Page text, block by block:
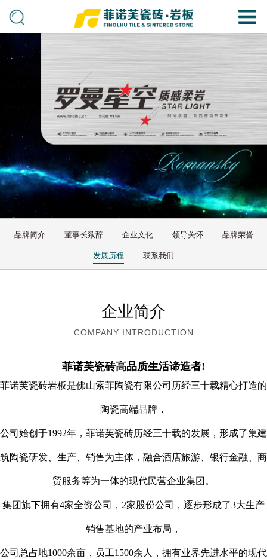
品牌简介 董事长致辞 企业文化 领导关怀 品牌荣誉
发展历程 联系我们
企业简介
COMPANY INTRODUCTION
菲诺芙瓷砖高品质生活谛造者!
菲诺芙瓷砖岩板是佛山索菲陶瓷有限公司历经三十载精心打造的
陶瓷高端品牌，
公司始创于1992年，菲诺芙瓷砖历经三十载的发展，形成了集建
筑陶瓷研发、生产、销售为主体，融合酒店旅游、银行金融、商
贸服务等为一体的现代民营企业集团。
集团旗下拥有4家全资公司，2家股份公司，逐步形成了3大生产
销售基地的产业布局，
公司总占地1000余亩，员工1500余人，拥有业界先进水平的现代